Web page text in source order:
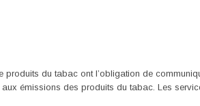
produits du tabac ont l’obligation de
émissions des produits du tabac. Les